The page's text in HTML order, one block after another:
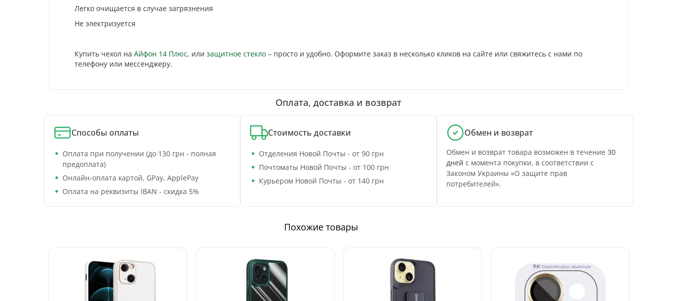
Легко очищается в случае загрязнения
Не электризуется
Купить чехол на Айфон 14 Плюс, или защитное стекло – просто и удобно. Оформите заказ в несколько кликов на сайте или свяжитесь с нами по
телефону или мессенджеру.
Оплата, доставка и возврат
Способы оплаты
Оплата при получении (до 130 грн - полная
предоплата)
Онлайн-оплата картой, GPay, ApplePay
Оплата на реквизиты IBAN - скидка 5%
Стоимость доставки
Отделения Новой Почты - от 90 грн
Почтоматы Новой Почты - от 100 грн
Курьером Новой Почты - от 140 грн
Обмен и возврат
Обмен и возврат товара возможен в течение 30
дней с момента покупки, в соответствии с
Законом Украины «О защите прав
потребителей».
Похожие товары